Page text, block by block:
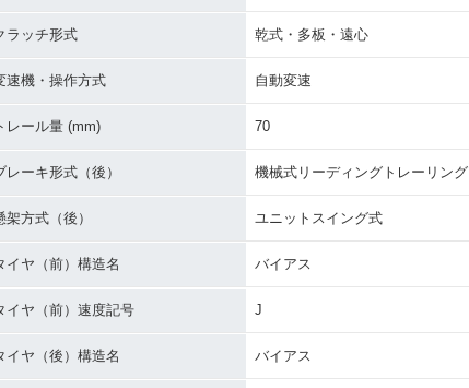
ラッチ形式 乾式・多板・遠心
速機・操作方式 自動変速
レール量 (mm) 70
レーキ形式（後） 機械式リーディングトレーリング
架方式（後） ユニットスイング式
イヤ（前）構造名 バイアス
イヤ（前）速度記号 J
イヤ（後）構造名 バイアス